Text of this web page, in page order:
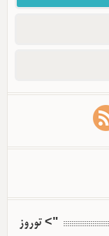
"> توروز